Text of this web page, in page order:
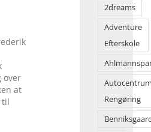
over
at
til
2dreams
Adventure
Efterskole
Rengøring